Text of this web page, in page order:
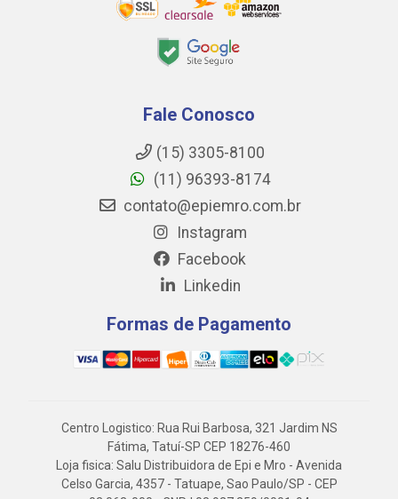
Fale Conosco
(15) 3305-8100
(11) 96393-8174
contato@epiemro.com.br
Instagram
Facebook
Linkedin
Formas de Pagamento
Centro Logistico: Rua Rui Barbosa, 321 Jardim NS
Fátima, Tatuí-SP CEP 18276-460
Loja fisica: Salu Distribuidora de Epi e Mro - Avenida
Celso Garcia, 4357 - Tatuape, Sao Paulo/SP - CEP